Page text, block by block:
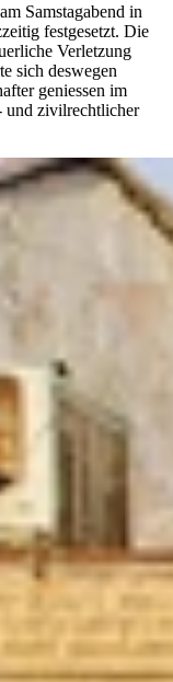
Samstagabend in
festgesetzt. Die
Verletzung
sich deswegen
geniessen im
und zivilrechtlicher